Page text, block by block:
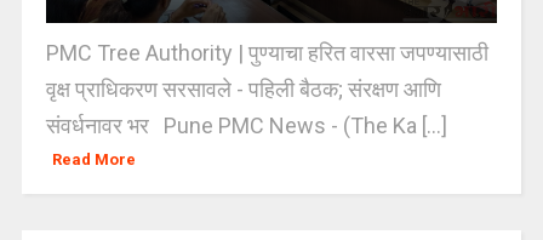
PMC Tree Authority | पुण्याचा हरित वारसा जपण्यासाठी
वृक्ष प्राधिकरण सरसावले - पहिली बैठक; संरक्षण आणि
संवर्धनावर भर Pune PMC News - (The Ka [...]
Read More